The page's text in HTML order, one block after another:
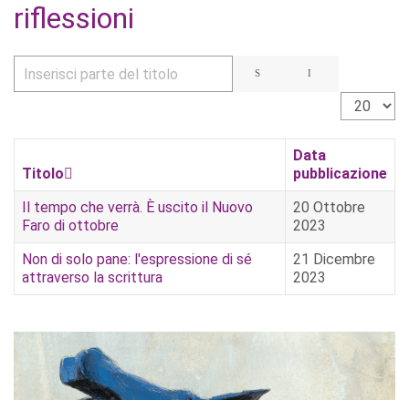
riflessioni
Inserisci parte del titolo
Visualizza
Titolo
Data
pubblicazione
Il tempo che verrà. È uscito il Nuovo
Faro di ottobre
20 Ottobre
2023
Non di solo pane: l'espressione di sé
attraverso la scrittura
21 Dicembre
2023